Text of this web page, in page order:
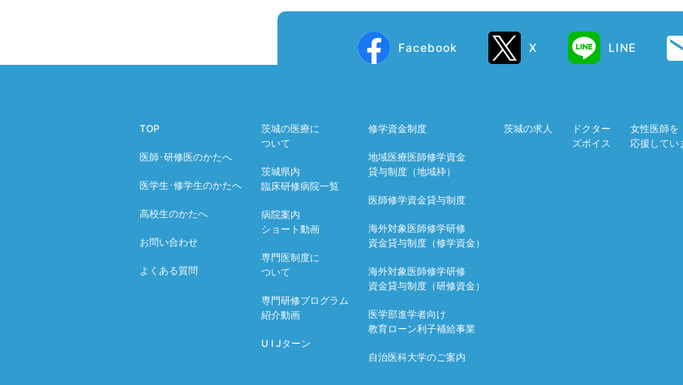
Facebook X LINE
TOP
医師･研修医のかたへ
医学生･修学生のかたへ
高校生のかたへ
お問い合わせ
よくある質問
茨城の医療に
ついて
茨城県内
臨床研修病院一覧
病院案内
ショート動画
専門医制度に
ついて
専門研修プログラム
紹介動画
U I Jターン
修学資金制度
地域医療医師修学資金
貸与制度（地域枠）
医師修学資金貸与制度
海外対象医師修学研修
資金貸与制度（修学資金）
海外対象医師修学研修
資金貸与制度（研修資金）
医学部進学者向け
教育ローン利子補給事業
自治医科大学のご案内
茨城の求人
ドクター
ズボイス
女性医師を
応援してい